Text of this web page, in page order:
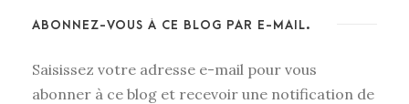
ABONNEZ-VOUS À CE BLOG PAR E-MAIL.
Saisissez votre adresse e-mail pour vous
abonner à ce blog et recevoir une notification de